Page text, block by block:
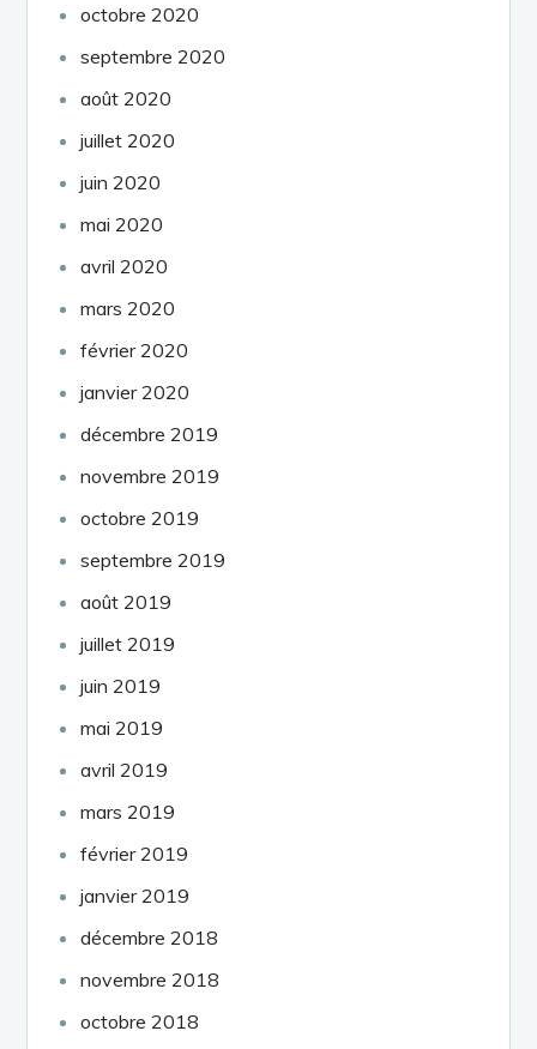
octobre 2020
septembre 2020
août 2020
juillet 2020
juin 2020
mai 2020
avril 2020
mars 2020
février 2020
janvier 2020
décembre 2019
novembre 2019
octobre 2019
septembre 2019
août 2019
juillet 2019
juin 2019
mai 2019
avril 2019
mars 2019
février 2019
janvier 2019
décembre 2018
novembre 2018
octobre 2018